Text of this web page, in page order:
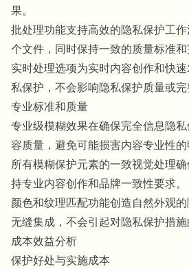
果。
批处理功能支持高效的隐私保护工
个文件，同时保持一致的质量标准和
实时处理选项为实时内容创作和快
私保护，不会影响隐私保护质量或完
专业标准和质量
专业级模糊效果在确保完全信息隐
容质量，避免可能损害内容专业性的
所有模糊保护元素的一致视觉处理
持专业内容创作和品牌一致性要求。
颜色和纹理匹配功能创造自然外观
无缝集成，不会引起对隐私保护措施
成本效益分析
保护好处与实施成本